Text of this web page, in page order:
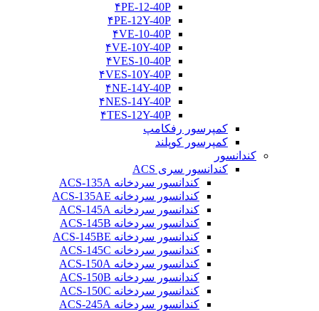
۴PE-12-40P
۴PE-12Y-40P
۴VE-10-40P
۴VE-10Y-40P
۴VES-10-40P
۴VES-10Y-40P
۴NE-14Y-40P
۴NES-14Y-40P
۴TES-12Y-40P
کمپرسور رفکامپ
کمپرسور کوپلند
کندانسور
کندانسور سری ACS
کندانسور سردخانه ACS-135A
کندانسور سردخانه ACS-135AE
کندانسور سردخانه ACS-145A
کندانسور سردخانه ACS-145B
کندانسور سردخانه ACS-145BE
کندانسور سردخانه ACS-145C
کندانسور سردخانه ACS-150A
کندانسور سردخانه ACS-150B
کندانسور سردخانه ACS-150C
کندانسور سردخانه ACS-245A